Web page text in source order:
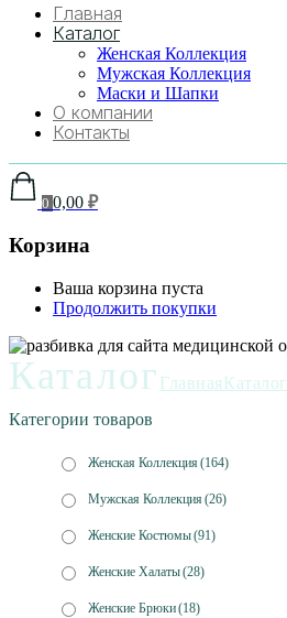
Главная
Каталог
Женская Коллекция
Мужская Коллекция
Маски и Шапки
О компании
Контакты
0 0,00 ₽
Корзина
Ваша корзина пуста
Продолжить покупки
Каталог ГлавнаяКаталог
Категории товаров
Женская Коллекция(164)
Мужская Коллекция(26)
Женские Костюмы(91)
Женские Халаты(28)
Женские Брюки(18)